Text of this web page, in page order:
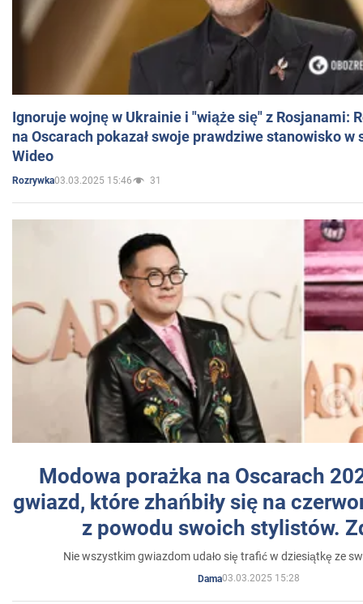
Ignoruje wojnę w Ukrainie i "wiąże się" z Rosjanami:
na Oscarach pokazał swoje prawdziwe stanowisko w
Wideo
Rozrywka03.03.2025 15:46 31
Modowa porażka na Oscarach
gwiazd, które zhańbiły się na
z powodu swoich stylistów.
Nie wszystkim gwiazdom udało się trafić w dziesiątkę ze
Dama03.03.2025 15:28